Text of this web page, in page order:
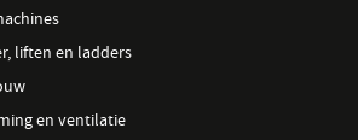
liften en ladders
en ventilatie